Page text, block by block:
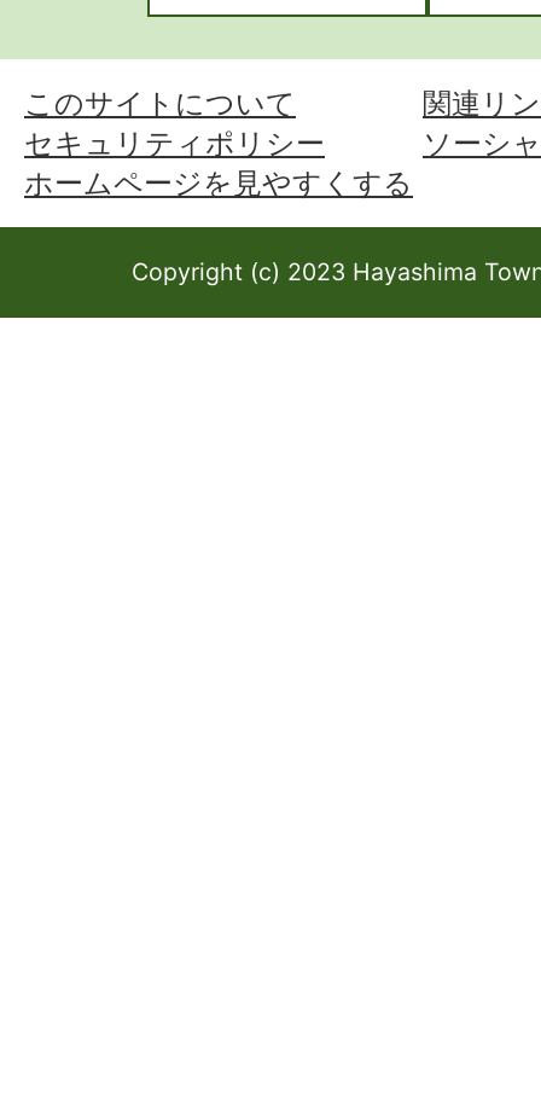
このサイトについて
関連リ
セキュリティポリシー
ソーシ
ホームページを見やすくする
Copyright (c) 2023 Hayashima